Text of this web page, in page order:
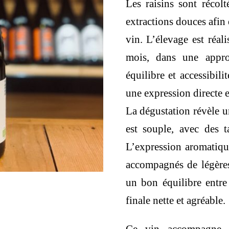
Les raisins sont
extractions douces
vin. L’élevage est
mois, dans une
équilibre et
une expression directe
La dégustation révèle
est souple, avec des
L’expression
accompagnés de
un bon équilibre
finale nette et agréable.